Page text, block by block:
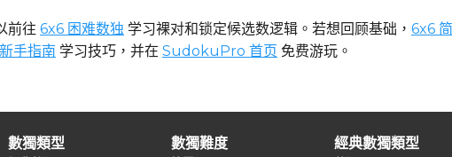
前往 6x6 困难数独 学习裸对和锁定候选数逻辑。若想回顾基础， 6x6
手指南 学习技巧，并在 SudokuPro 首页 免费游玩。
數獨類型 數獨難度 經典數獨類型